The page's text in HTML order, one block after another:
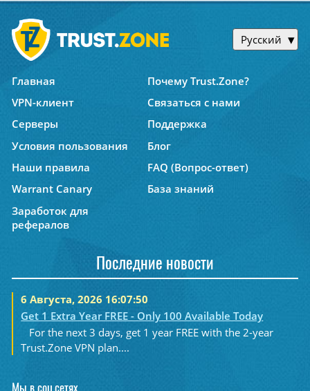
Русский
Главная
Почему Trust.Zone?
VPN-клиент
Связаться с нами
Серверы
Поддержка
Условия пользования
Блог
Наши правила
FAQ (Вопрос-ответ)
Warrant Canary
База знаний
Заработок для
рефералов
Последние новости
6 Августа, 2026 16:07:50
Get 1 Extra Year FREE - Only 100 Available Today
For the next 3 days, get 1 year FREE with the 2-year
Trust.Zone VPN plan....